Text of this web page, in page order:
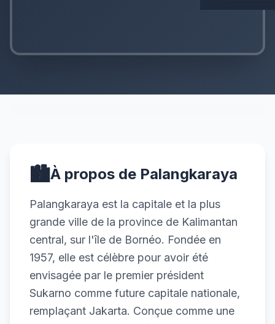
🏙️À propos de Palangkaraya
Palangkaraya est la capitale et la plus
grande ville de la province de Kalimantan
central, sur l'île de Bornéo. Fondée en
1957, elle est célèbre pour avoir été
envisagée par le premier président
Sukarno comme future capitale nationale,
remplaçant Jakarta. Conçue comme une